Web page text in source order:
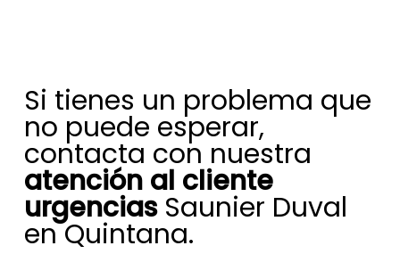
Si tienes un problema que
no puede esperar,
contacta con nuestra
atención al cliente
urgenciasSaunier Duval
en Quintana.